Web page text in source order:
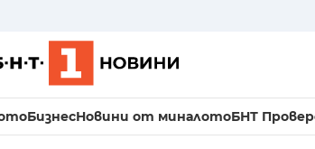
БизнесНовини от миналотоБНТ